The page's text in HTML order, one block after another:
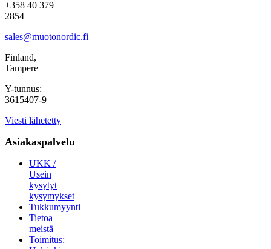
+358 40 379
2854
sales@muotonordic.fi
Finland,
Tampere
Y-tunnus:
3615407-9
Viesti lähetetty
Asiakaspalvelu
UKK /
Usein
kysytyt
kysymykset
Tukkumyynti
Tietoa
meistä
Toimitus: